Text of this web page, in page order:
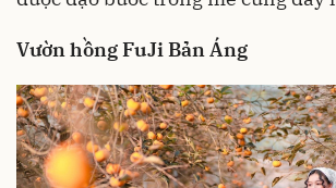
Vườn hồng FuJi Bản Áng